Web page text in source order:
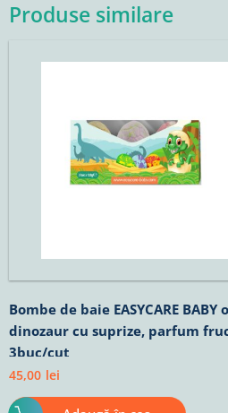
Produse similare
Bombe de baie EASYCARE BABY
dinozaur cu suprize, parfum
3buc/cut
45,00 lei